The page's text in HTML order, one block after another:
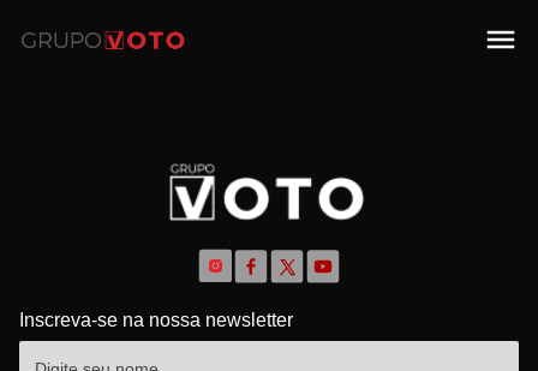
Inscreva-se na nossa newsletter